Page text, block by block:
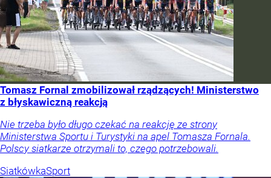
Tomasz Fornal zmobilizował rządzących! Ministerstwo
z błyskawiczną reakcją
Nie trzeba było długo czekać na reakcję ze strony
Ministerstwa Sportu i Turystyki na apel Tomasza Fornala.
Polscy siatkarze otrzymali to, czego potrzebowali.
SiatkówkaSport